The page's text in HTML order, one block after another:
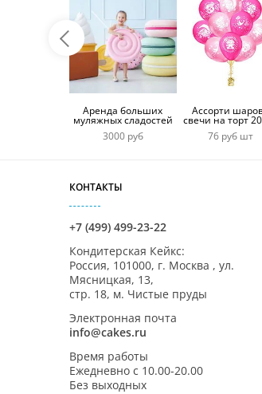
Аренда больших
муляжных сладостей
3000 руб
Ассорти
свечи на торт
76 руб шт
КОНТАКТЫ
+7 (499) 499-23-22
Кондитерская Кейкс:
Россия, 101000, г. Москва , ул.
Мясницкая, 13,
стр. 18, м. Чистые пруды
Электронная почта
info@cakes.ru
Время работы
Ежедневно с 10.00-20.00
Без выходных